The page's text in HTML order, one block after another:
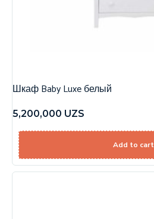
Шкаф Baby Luxe белый
5,200,000 UZS
Add to cart